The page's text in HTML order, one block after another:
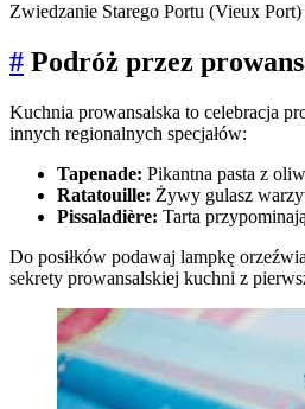
Zwiedzanie Starego Portu (Vieux
# Podróż przez
Kuchnia prowansalska to celebracja
innych regionalnych specjałów:
Tapenade: Pikantna pasta z
Ratatouille: Żywy gulasz
Pissaladière: Tarta
Do posiłków podawaj lampkę
sekrety prowansalskiej kuchni z